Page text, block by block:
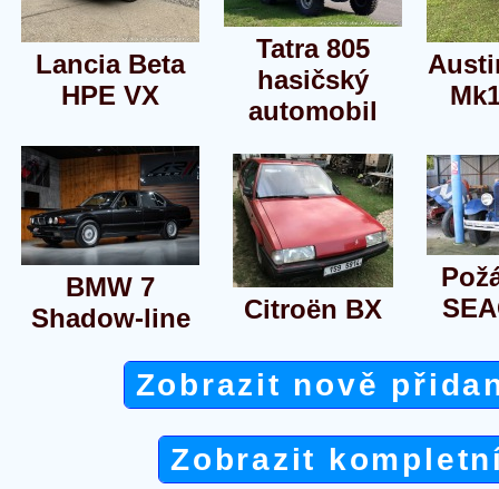
Lancia Beta
HPE VX
Tatra 805
hasičský
automobil
BMW 7
Shadow-line
Citroën BX
Zobrazit nově
Zobrazit